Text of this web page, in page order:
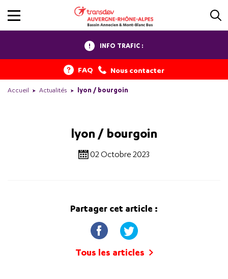
INFO TRAFIC :
FAQ Nous contacter
Accueil Actualités lyon / bourgoin
lyon / bourgoin
02 Octobre 2023
Partager cet article :
Tous les articles